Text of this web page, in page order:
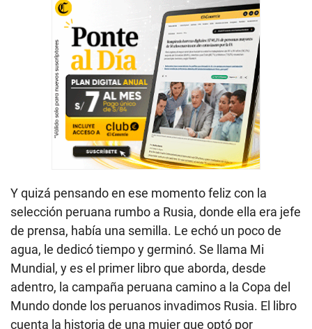
Y quizá pensando en ese momento feliz con la
selección peruana rumbo a Rusia, donde ella era jefe
de prensa, había una semilla. Le echó un poco de
agua, le dedicó tiempo y germinó. Se llama Mi
Mundial, y es el primer libro que aborda, desde
adentro, la campaña peruana camino a la Copa del
Mundo donde los peruanos invadimos Rusia. El libro
cuenta la historia de una mujer que optó por